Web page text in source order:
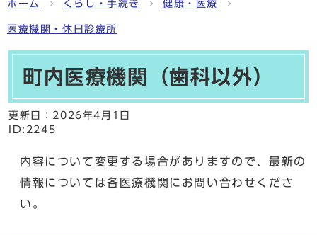
ホーム くらし・手続き 健康・医療
医療機関・休日診療所
町内医療機関（歯科以外）
更新日： 2026年4月1日
ID:2245
内容について変更する場合がありますので、最新の
情報については各医療機関にお問い合わせくださ
い。